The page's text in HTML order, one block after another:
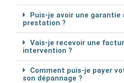
Puis-je avoir une garantie
prestation ?
Vais-je recevoir une
intervention ?
Comment puis-je payer
son dépannage ?